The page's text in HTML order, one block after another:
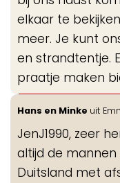
elkaar te
meer. Je kunt
en strandtentje.
praatje maken
Hans en Minke uit
JenJ1990, zeer
altijd de
Duitsland met